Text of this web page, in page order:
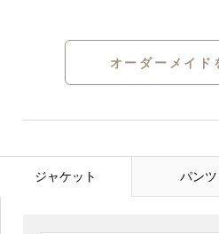
オーダーメイド
ジャケット
¥80,000(税別)
ジャケット パンツ